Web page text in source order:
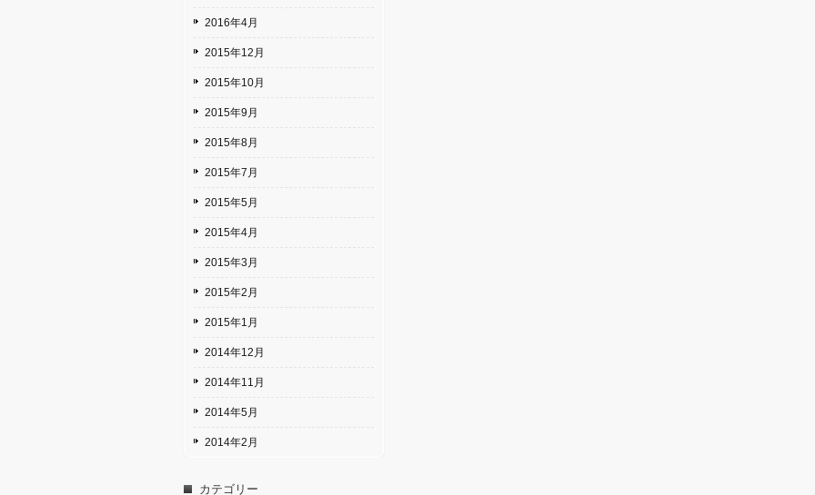
2016年4月
2015年12月
2015年10月
2015年9月
2015年8月
2015年7月
2015年5月
2015年4月
2015年3月
2015年2月
2015年1月
2014年12月
2014年11月
2014年5月
2014年2月
カテゴリー